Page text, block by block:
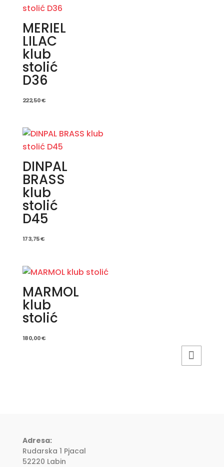
MERIEL
LILAC
klub
stolić
D36
222,50€
DINPAL
BRASS
klub
stolić
D45
173,75€
MARMOL
klub
stolić
180,00€
Adresa:
Rudarska 1 Pjacal
52220 Labin